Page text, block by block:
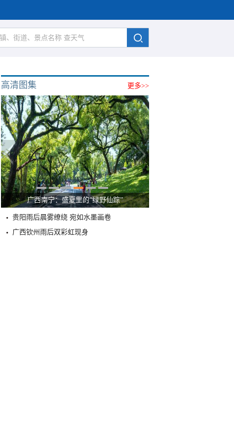
更多>>
高清图集
广西南宁：盛夏里的“绿野仙踪”
贵阳雨后晨雾缭绕 宛如水墨画卷
广西钦州雨后双彩虹现身